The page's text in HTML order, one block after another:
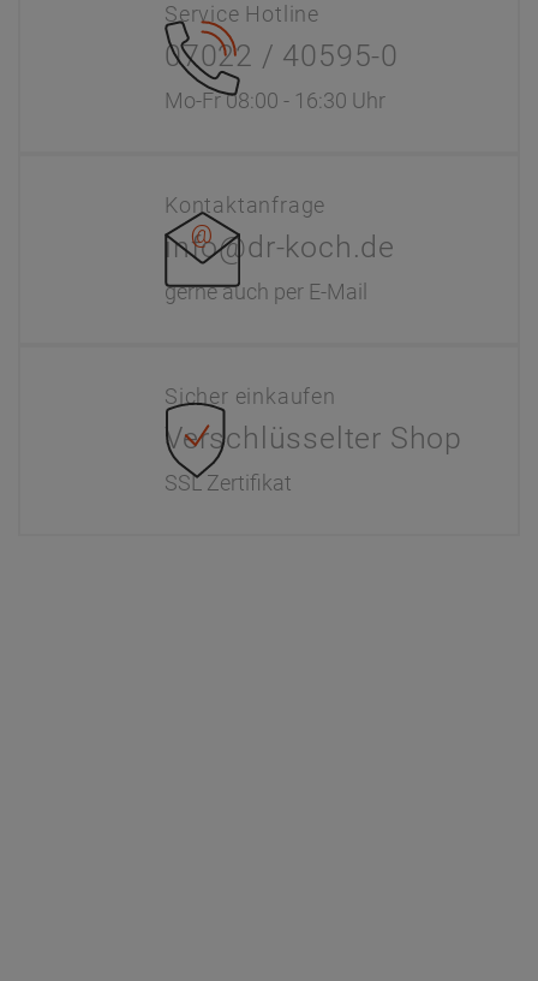
Service Hotline
07022 / 40595-0
Mo-Fr 08:00 - 16:30 Uhr
Kontaktanfrage
info@dr-koch.de
gerne auch per E-Mail
Sicher einkaufen
Verschlüsselter Shop
SSL Zertifikat